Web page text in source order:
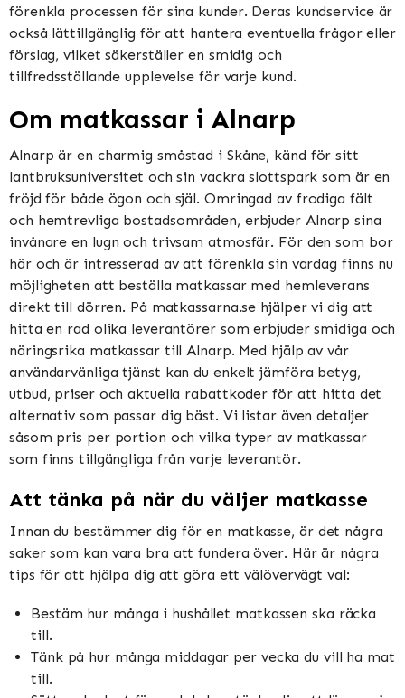
förenkla processen för sina kunder. Deras kundservice är
också lättillgänglig för att hantera eventuella frågor eller
förslag, vilket säkerställer en smidig och
tillfredsställande upplevelse för varje kund.
Om matkassar i Alnarp
Alnarp är en charmig småstad i Skåne, känd för sitt
lantbruksuniversitet och sin vackra slottspark som är en
fröjd för både ögon och själ. Omringad av frodiga fält
och hemtrevliga bostadsområden, erbjuder Alnarp sina
invånare en lugn och trivsam atmosfär. För den som bor
här och är intresserad av att förenkla sin vardag finns nu
möjligheten att beställa matkassar med hemleverans
direkt till dörren. På matkassarna.se hjälper vi dig att
hitta en rad olika leverantörer som erbjuder smidiga och
näringsrika matkassar till Alnarp. Med hjälp av vår
användarvänliga tjänst kan du enkelt jämföra betyg,
utbud, priser och aktuella rabattkoder för att hitta det
alternativ som passar dig bäst. Vi listar även detaljer
såsom pris per portion och vilka typer av matkassar
som finns tillgängliga från varje leverantör.
Att tänka på när du väljer matkasse
Innan du bestämmer dig för en matkasse, är det några
saker som kan vara bra att fundera över. Här är några
tips för att hjälpa dig att göra ett välövervägt val:
Bestäm hur många i hushållet matkassen ska räcka
till.
Tänk på hur många middagar per vecka du vill ha mat
till.